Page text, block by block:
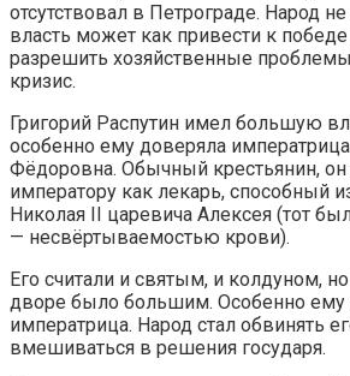
отсутствовал в Петрограде. Народ
власть может как привести к
разрешить хозяйственные
кризис.
Григорий Распутин имел большую
особенно ему доверяла
Фёдоровна. Обычный крестьянин,
императору как лекарь, способный
Николая II царевича Алексея (тот
— несвёртываемостью крови).
Его считали и святым, и колдуном,
дворе было большим. Особенно ему
императрица. Народ стал обвинять
вмешиваться в решения государя.